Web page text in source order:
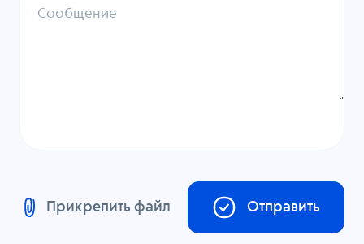
Сообщение
Прикрепить файл Отправить